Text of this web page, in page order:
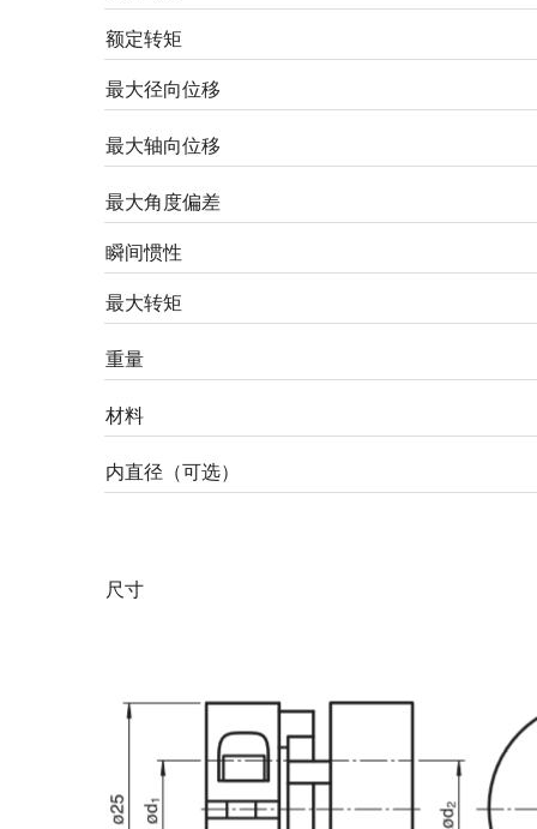
额定转矩
最大径向位移
最大轴向位移
最大角度偏差
瞬间惯性
最大转矩
重量
材料
内直径（可选）
尺寸